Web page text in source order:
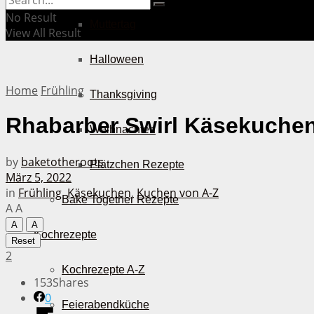
Halloween
Thanksgiving
Weihnachten
Plätzchen Rezepte
Bake Together Rezepte
Kochrezepte
Kochrezepte A-Z
Feierabendküche
No Result
View All Result
Home Frühling
Rhabarber Swirl
by baketotheroots
März 5, 2022
in Frühling,Käsekuchen, Kuchen von A-Z
AA
A
A
Reset
2
153Shares
0